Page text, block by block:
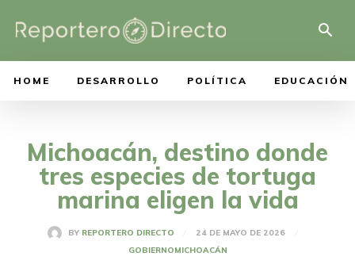
HOME DESARROLLO POLÍTICA EDUCACIÓN
Michoacán, destino donde
tres especies de tortuga
marina eligen la vida
BY REPORTERO DIRECTO
24 DE MAYO DE 2026
GOBIERNOMICHOACÁN